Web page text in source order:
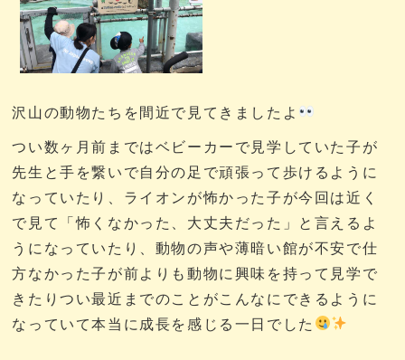
沢山の動物たちを間近で見てきましたよ
つい数ヶ月前まではベビーカーで見学していた子が
先生と手を繋いで自分の足で頑張って歩けるように
なっていたり、ライオンが怖かった子が今回は近く
で見て「怖くなかった、大丈夫だった」と言えるよ
うになっていたり、動物の声や薄暗い館が不安で仕
方なかった子が前よりも動物に興味を持って見学で
きたりつい最近までのことがこんなにできるように
なっていて本当に成長を感じる一日でした